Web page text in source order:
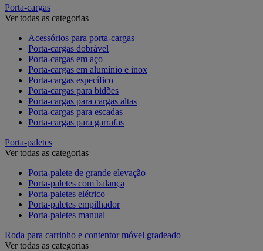
Porta-cargas
Ver todas as categorias
Acessórios para porta-cargas
Porta-cargas dobrável
Porta-cargas em aço
Porta-cargas em alumínio e inox
Porta-cargas específico
Porta-cargas para bidões
Porta-cargas para cargas altas
Porta-cargas para escadas
Porta-cargas para garrafas
Porta-paletes
Ver todas as categorias
Porta-palete de grande elevação
Porta-paletes com balança
Porta-paletes elétrico
Porta-paletes empilhador
Porta-paletes manual
Roda para carrinho e contentor móvel gradeado
Ver todas as categorias